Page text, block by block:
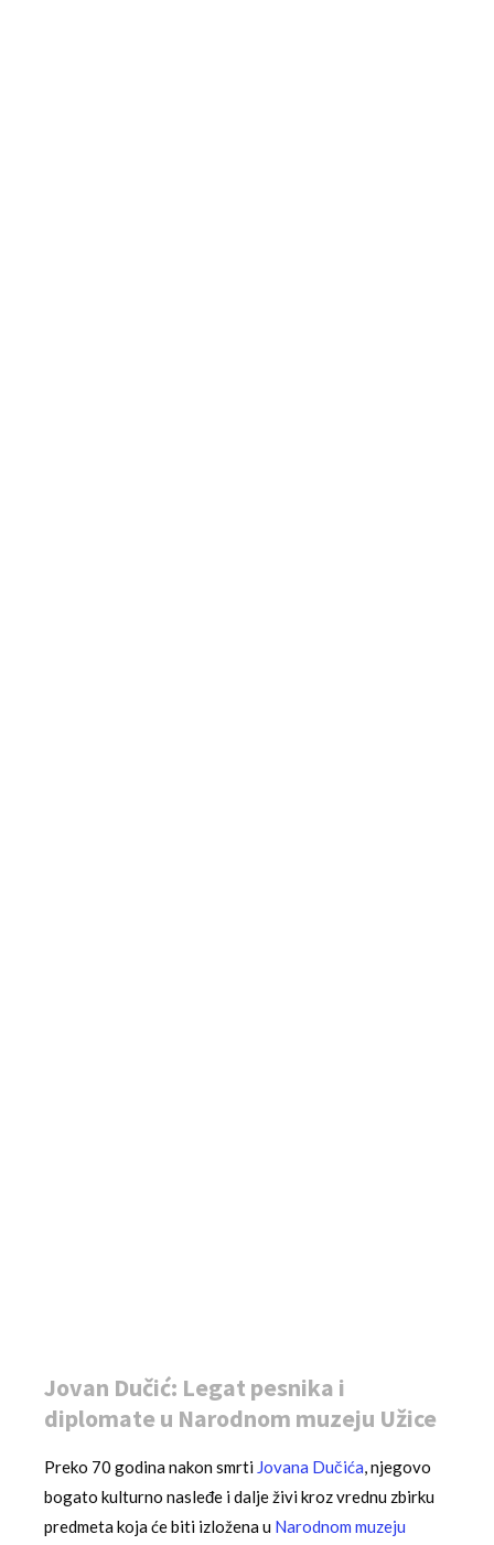
Jovan Dučić: Legat pesnika i
diplomate u Narodnom muzeju Užice
Preko 70 godina nakon smrti Jovana Dučića, njegovo
bogato kulturno nasleđe i dalje živi kroz vrednu zbirku
predmeta koja će biti izložena u Narodnom muzeju